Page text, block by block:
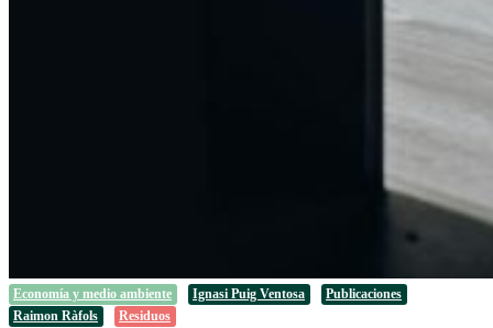
Economía y medio ambiente Ignasi Puig Ventosa
Publicaciones
Raimon Ràfols
Residuos